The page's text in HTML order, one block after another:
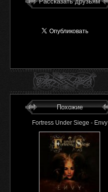
Похожие
Fortress Under Siege - Envy